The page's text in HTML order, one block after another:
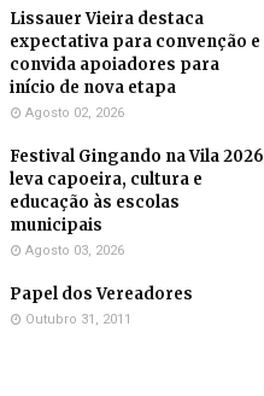
Lissauer Vieira destaca
expectativa para convenção e
convida apoiadores para
início de nova etapa
Agosto 02, 2026
Festival Gingando na Vila 2026
leva capoeira, cultura e
educação às escolas
municipais
Agosto 03, 2026
Papel dos Vereadores
Outubro 31, 2011